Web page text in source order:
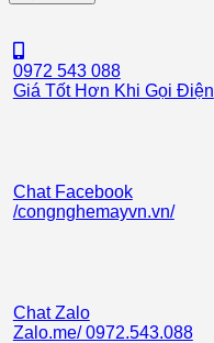
0972 543 088
Giá Tốt Hơn Khi Gọi Điện
Chat Facebook
/congnghemayvn.vn/
Chat Zalo
Zalo.me/ 0972.543.088